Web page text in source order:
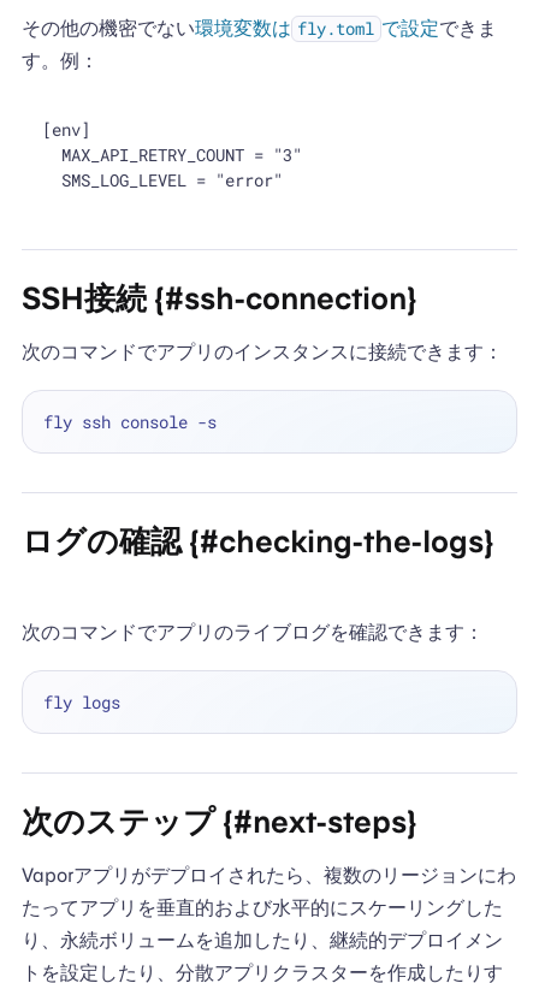
その他の機密でない環境変数は fly.toml で設定できま
す。例：
[env]
  MAX_API_RETRY_COUNT = "3"
SSH接続 {#ssh-connection}
次のコマンドでアプリのインスタンスに接続できます：
ログの確認 {#checking-the-logs}
次のコマンドでアプリのライブログを確認できます：
次のステップ {#next-steps}
Vaporアプリがデプロイされたら、複数のリージョンにわ
たってアプリを垂直的および水平的にスケーリングした
り、永続ボリュームを追加したり、継続的デプロイメン
トを設定したり、分散アプリクラスターを作成したりす